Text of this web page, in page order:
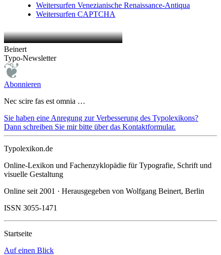
Weitersurfen Venezianische Renaissance-Antiqua
Weitersurfen CAPTCHA
Beinert
Typo-Newsletter
Abonnieren
Nec scire fas est omnia …
Sie haben eine Anregung zur Verbesserung des Typolexikons?
Dann schreiben Sie mir bitte über das Kontaktformular.
Typolexikon.de
Online-Lexikon und Fachenzyklopädie für Typografie, Schrift und
visuelle Gestaltung
Online seit 2001 · Herausgegeben von Wolfgang Beinert, Berlin
ISSN 3055-1471
Startseite
Auf einen Blick